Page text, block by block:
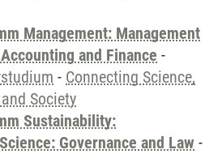
Management: Management
and Finance -
- Connecting Science,
Society
Sustainability:
Governance and Law -